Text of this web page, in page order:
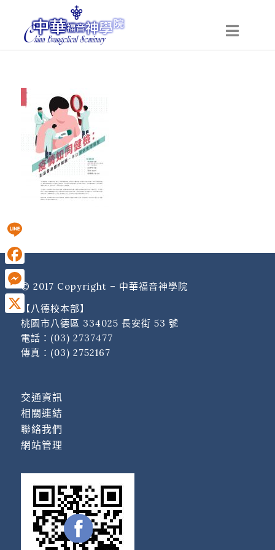
© 2017 Copyright – 中華福音神學院
【八德校本部】
桃園市八德區 334025 長安街 53 號
電話： (03) 2737477
傳真：(03) 2752167
交通資訊
相關連結
聯絡我們
網站管理
Line
Facebook
Messenger